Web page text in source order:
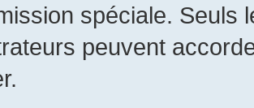
spéciale. Seuls
peuvent